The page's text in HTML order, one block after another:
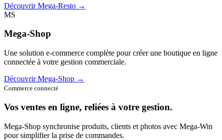
Découvrir Mega-Resto →
MS
Mega-Shop
Une solution e-commerce complète pour créer une boutique en ligne
connectée à votre gestion commerciale.
Découvrir Mega-Shop →
Commerce connecté
Vos ventes en ligne, reliées à votre gestion.
Mega-Shop synchronise produits, clients et photos avec Mega-Win
pour simplifier la prise de commandes.